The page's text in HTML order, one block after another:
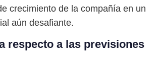
crecimiento de la compañía en un
aún desafiante.
respecto a las previsiones